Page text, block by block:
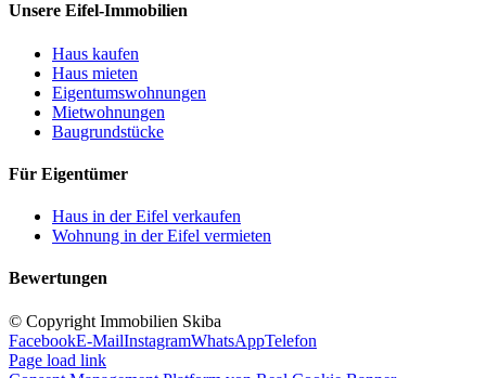
Unsere Eifel-Immobilien
Haus kaufen
Haus mieten
Eigentumswohnungen
Mietwohnungen
Baugrundstücke
Für Eigentümer
Haus in der Eifel verkaufen
Wohnung in der Eifel vermieten
Bewertungen
© Copyright Immobilien Skiba
FacebookE-MailInstagramWhatsAppTelefon
Page load link